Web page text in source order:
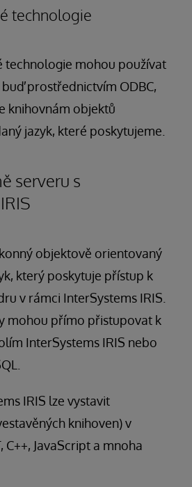
technologie
technologie mohou používat
prostřednictvím ODBC,
knihovnám objektů
jazyk, které poskytujeme.
serveru s
objektově orientovaný
který poskytuje přístup k
v rámci InterSystems IRIS.
mohou přímo přistupovat k
InterSystems IRIS nebo
IRIS lze vystavit
knihoven) v
C++, JavaScript a mnoha